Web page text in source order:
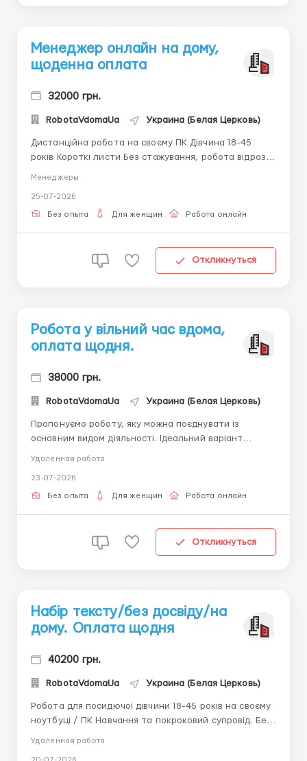
Менеджер онлайн на дому,
щоденна оплата
32000 грн.
RobotaVdomaUa Украина (Белая Церковь)
Дистaнційна робота на своєму ПК Дівчина 18-45
років Короткі листи Без стажування, робота відразу.
Менеджеры
25-07-2026
Без опыта Для женщин Работа онлайн
Откликнуться
Робота у вільний час вдома,
оплата щодня.
38000 грн.
RobotaVdomaUa Украина (Белая Церковь)
Пропонуємо роботу, яку можна поєднувати із
основним видом діяльності. Ідеальний варіант
заробітку для жінок 18-45 років. Зайнятість від 3-х
навчання online, вільний графік роботи. Робота
підійде як дод...
Удаленная работа
23-07-2026
Без опыта Для женщин Работа онлайн
Откликнуться
Набір тексту/без досвіду/на
дому. Оплата щодня
40200 грн.
RobotaVdomaUa Украина (Белая Церковь)
Робота для посидючої дівчини 18-45 років на своєму
ноутбуці / ПК Навчання та покроковий супровід. Без
Удаленная работа